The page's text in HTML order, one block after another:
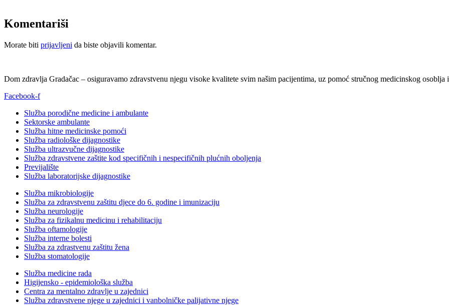
Komentariši
Morate biti prijavljeni da biste objavili komentar.
Dom zdravlja Gradačac – osiguravamo zdravstvenu njegu visoke kvalitete svim našim pacijentima, uz pomoć stručnog medicinskog
Facebook-f
Služba porodične medicine i ambulante
Sektorske ambulante
Služba hitne medicinske pomoći
Služba radiološke dijagnostike
Služba ultrazvučne dijagnostike
Služba zdravstvene zaštite kod specifičnih i nespecifičnih plućnih oboljenja
Previjalište
Služba laboratorijske dijagnostike
Služba mikrobiologije
Služba za zdravstvenu zaštitu djece do 6. godine i imunizaciju
Služba neurologije
Služba za fizikalnu medicinu i rehabilitaciju
Služba oftamologije
Služba interne bolesti
Služba za zdrastvenu zaštitu žena
Služba stomatologije
Služba medicine rada
Higijensko - epidemiološka služba
Centra za mentalno zdravlje u zajednici
Služba zdravstvene njege u zajednici i vanbolničke palijativne njege